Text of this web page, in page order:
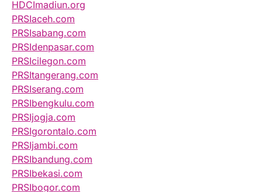
HDCImadiun.org
PRSIaceh.com
PRSIsabang.com
PRSIdenpasar.com
PRSIcilegon.com
PRSItangerang.com
PRSIserang.com
PRSIbengkulu.com
PRSIjogja.com
PRSIgorontalo.com
PRSIjambi.com
PRSIbandung.com
PRSIbekasi.com
PRSIbogor.com